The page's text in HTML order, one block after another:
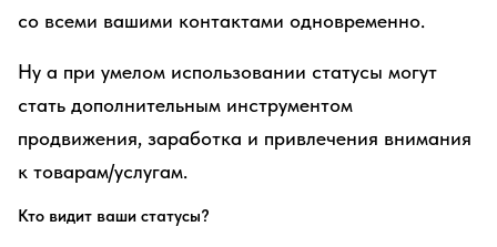
со всеми вашими контактами одновременно.
Ну а при умелом использовании статусы могут
стать дополнительным инструментом
продвижения, заработка и привлечения внимания
к товарам/услугам.
Кто видит ваши статусы?